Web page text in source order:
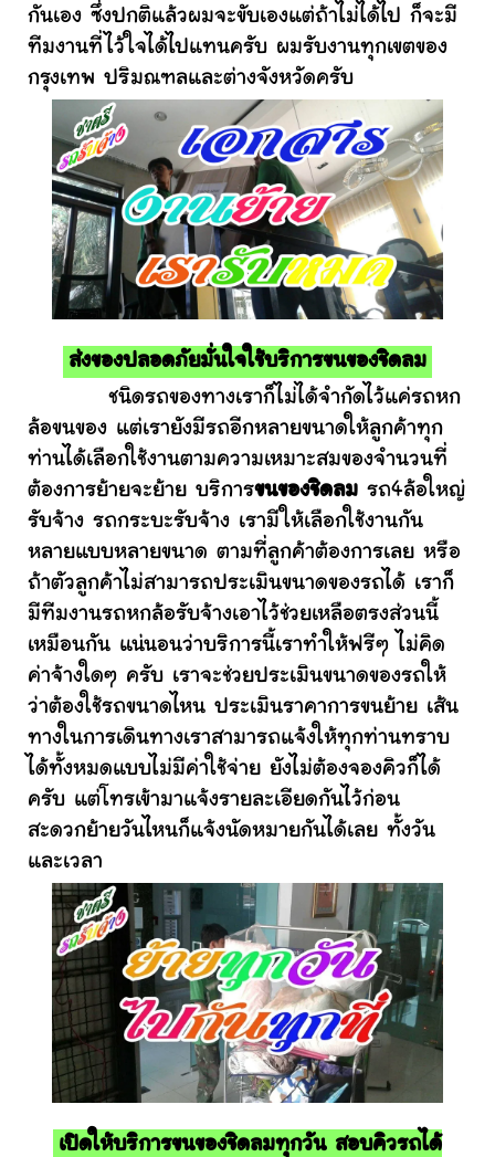
กันเอง ซึ่งปกติแล้วผมจะขับเองแต่ถ้าไม่ได้ไป ก็จะมี
ทีมงานที่ไว้ใจได้ไปแทนครับ ผมรับงานทุกเขตของ
กรุงเทพ ปริมณฑลและต่างจังหวัดครับ
ส่งของปลอดภัยมั่นใจใช้บริการขนของชิดลม
ชนิดรถของทางเราก็ไม่ได้จำกัดไว้แค่รถหก
ล้อขนของ แต่เรายังมีรถอีกหลายขนาดให้ลูกค้าทุก
ท่านได้เลือกใช้งานตามความเหมาะสมของจำนวนที่
ต้องการย้ายจะย้าย บริการขนของชิดลม รถ4ล้อใหญ่
รับจ้าง รถกระบะรับจ้าง เรามีให้เลือกใช้งานกัน
หลายแบบหลายขนาด ตามที่ลูกค้าต้องการเลย หรือ
ถ้าตัวลูกค้าไม่สามารถประเมินขนาดของรถได้ เราก็
มีทีมงานรถหกล้อรับจ้างเอาไว้ช่วยเหลือตรงส่วนนี้
เหมือนกัน แน่นอนว่าบริการนี้เราทำให้ฟรีๆ ไม่คิด
ค่าจ้างใดๆ ครับ เราจะช่วยประเมินขนาดของรถให้
ว่าต้องใช้รถขนาดไหน ประเมินราคาการขนย้าย เส้น
ทางในการเดินทางเราสามารถแจ้งให้ทุกท่านทราบ
ได้ทั้งหมดแบบไม่มีค่าใช้จ่าย ยังไม่ต้องจองคิวก็ได้
ครับ แต่โทรเข้ามาแจ้งรายละเอียดกันไว้ก่อน
สะดวกย้ายวันไหนก็แจ้งนัดหมายกันได้เลย ทั้งวัน
และเวลา
เปิดให้บริการขนของชิดลมทุกวัน สอบคิวรถได้